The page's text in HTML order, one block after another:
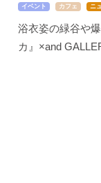
イベント カフェ ニ
浴衣姿の緑谷や
カ』×and